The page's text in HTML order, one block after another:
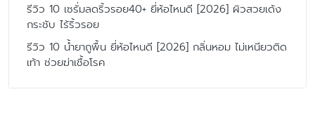
รีวิว 10 เซรั่มลดริ้วรอย40+ ยี่ห้อไหนดี [2026] ผิวสวยเด้ง
กระชับ ไร้ริ้วรอย
รีวิว 10 น้ำยาถูพื้น ยี่ห้อไหนดี [2026] กลิ่นหอม ไม่เหนียวติด
เท้า ช่วยฆ่าเชื้อโรค